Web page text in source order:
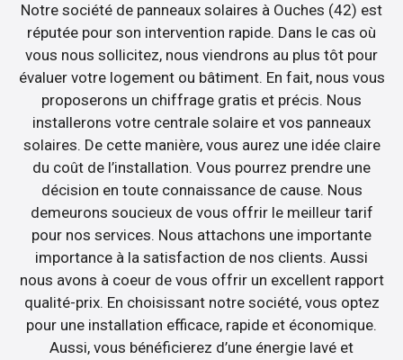
Notre société de panneaux solaires à Ouches (42) est
réputée pour son intervention rapide. Dans le cas où
vous nous sollicitez, nous viendrons au plus tôt pour
évaluer votre logement ou bâtiment. En fait, nous vous
proposerons un chiffrage gratis et précis. Nous
installerons votre centrale solaire et vos panneaux
solaires. De cette manière, vous aurez une idée claire
du coût de l’installation. Vous pourrez prendre une
décision en toute connaissance de cause. Nous
demeurons soucieux de vous offrir le meilleur tarif
pour nos services. Nous attachons une importante
importance à la satisfaction de nos clients. Aussi
nous avons à coeur de vous offrir un excellent rapport
qualité-prix. En choisissant notre société, vous optez
pour une installation efficace, rapide et économique.
Aussi, vous bénéficierez d’une énergie lavé et